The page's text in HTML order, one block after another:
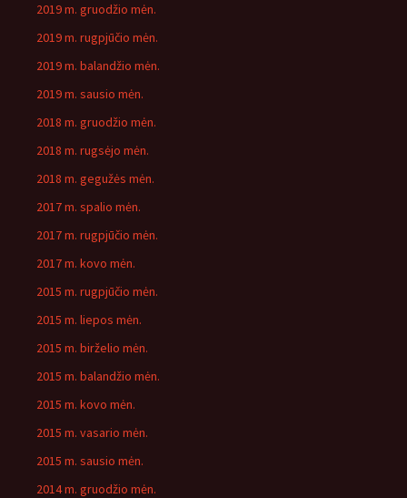
2019 m. gruodžio mėn.
2019 m. rugpjūčio mėn.
2019 m. balandžio mėn.
2019 m. sausio mėn.
2018 m. gruodžio mėn.
2018 m. rugsėjo mėn.
2018 m. gegužės mėn.
2017 m. spalio mėn.
2017 m. rugpjūčio mėn.
2017 m. kovo mėn.
2015 m. rugpjūčio mėn.
2015 m. liepos mėn.
2015 m. birželio mėn.
2015 m. balandžio mėn.
2015 m. kovo mėn.
2015 m. vasario mėn.
2015 m. sausio mėn.
2014 m. gruodžio mėn.